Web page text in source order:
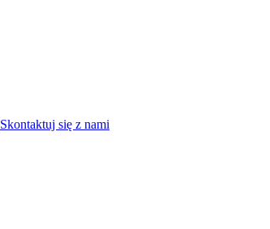
Skontaktuj się z nami